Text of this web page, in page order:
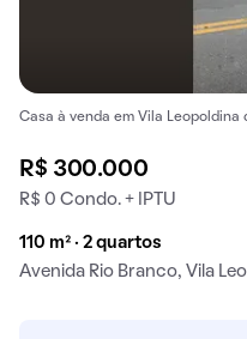
Casa à venda em Vila Leopoldina
R$ 300.000
R$ 0 Condo. + IPTU
110 m² · 2 quartos
Avenida Rio Branco, Vila